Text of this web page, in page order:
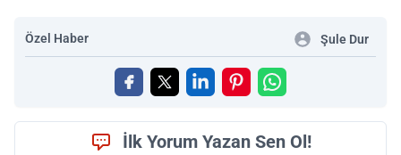
Özel Haber Şule Dur
İlk Yorum Yazan Sen Ol!